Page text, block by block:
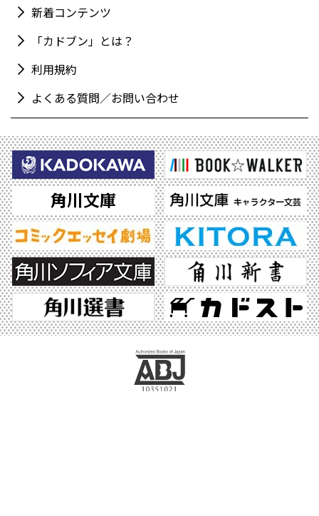
新着コンテンツ
「カドブン」とは？
利用規約
よくある質問／お問い合わせ